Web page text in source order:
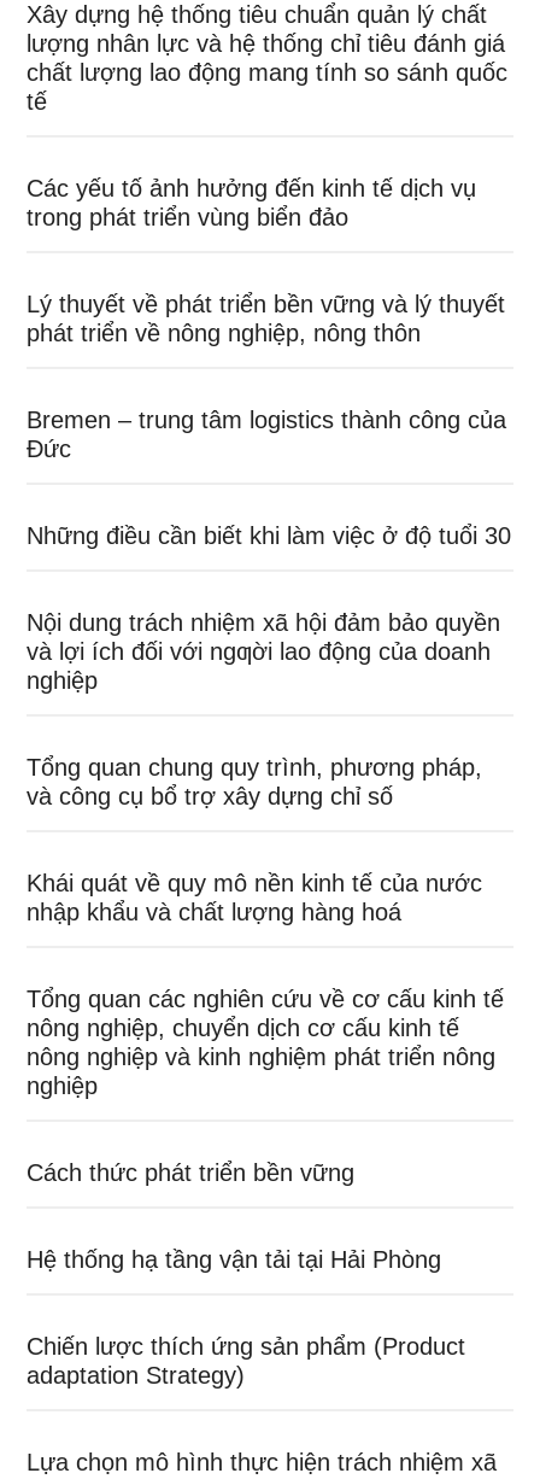
Xây dựng hệ thống tiêu chuẩn quản lý chất
lượng nhân lực và hệ thống chỉ tiêu đánh giá
chất lượng lao động mang tính so sánh quốc
tế
Các yếu tố ảnh hưởng đến kinh tế dịch vụ
trong phát triển vùng biển đảo
Lý thuyết về phát triển bền vững và lý thuyết
phát triển về nông nghiệp, nông thôn
Bremen – trung tâm logistics thành công của
Đức
Những điều cần biết khi làm việc ở độ tuổi 30
Nội dung trách nhiệm xã hội đảm bảo quyền
và lợi ích đối với ngƣời lao động của doanh
nghiệp
Tổng quan chung quy trình, phương pháp,
và công cụ bổ trợ xây dựng chỉ số
Khái quát về quy mô nền kinh tế của nước
nhập khẩu và chất lượng hàng hoá
Tổng quan các nghiên cứu về cơ cấu kinh tế
nông nghiệp, chuyển dịch cơ cấu kinh tế
nông nghiệp và kinh nghiệm phát triển nông
nghiệp
Cách thức phát triển bền vững
Hệ thống hạ tầng vận tải tại Hải Phòng
Chiến lược thích ứng sản phẩm (Product
adaptation Strategy)
Lựa chọn mô hình thực hiện trách nhiệm xã